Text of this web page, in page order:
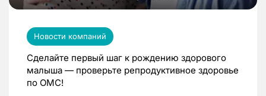
Новости компаний
Сделайте первый шаг к рождению здорового
малыша — проверьте репродуктивное здоровье
по ОМС!